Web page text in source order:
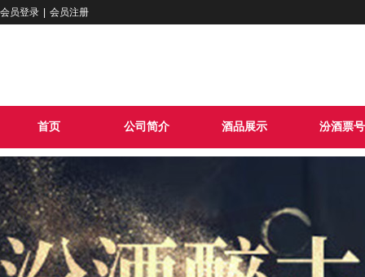
会员登录 会员注册
首页 公司简介 酒品展示 汾酒票号